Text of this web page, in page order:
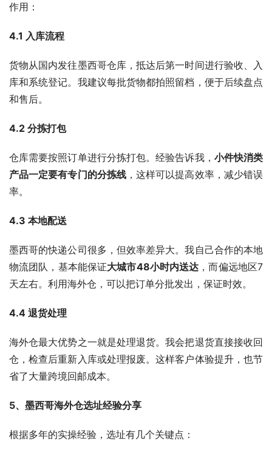
作用：
4.1 入库流程
货物从国内发往墨西哥仓库，抵达后第一时间进行验收、入
库和系统登记。我建议每批货物都拍照留档，便于后续盘点
和售后。
4.2 分拣打包
仓库需要按照订单进行分拣打包。经验告诉我， 小件快消类
产品一定要有专门的分拣线，这样可以提高效率，减少错误
率。
4.3 本地配送
墨西哥的快递公司很多，但效率差异大。我自己合作的本地
物流团队，基本能保证大城市48小时内送达 ，而偏远地区7
天左右。利用海外仓，可以把订单分批发出，保证时效。
4.4 退货处理
海外仓最大优势之一就是处理退货。我会把退货直接接收回
仓，检查后重新入库或处理报废。这样客户体验提升，也节
省了大量跨境回邮成本。
5、墨西哥海外仓选址经验分享
根据多年的实操经验，选址有几个关键点：